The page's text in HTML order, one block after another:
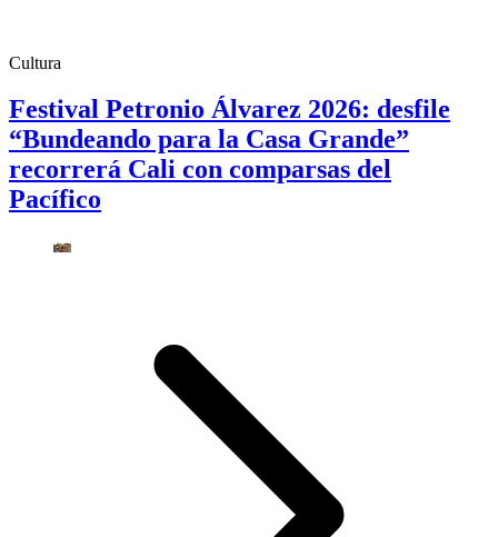
Cultura
Festival Petronio Álvarez 2026: desfile
“Bundeando para la Casa Grande”
recorrerá Cali con comparsas del
Pacífico